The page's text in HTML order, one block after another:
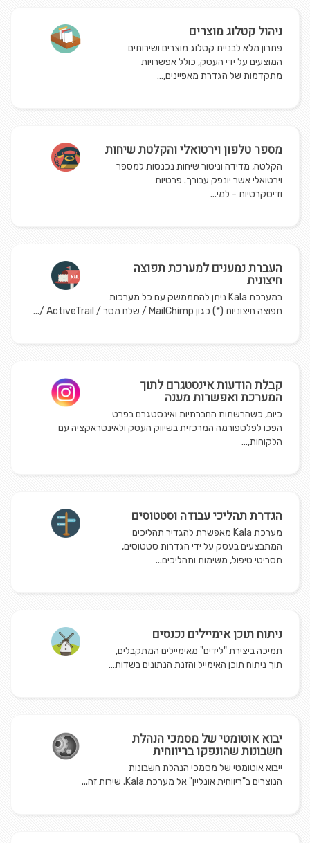
ניהול קטלוג מוצרים
פתרון מלא לבניית קטלוג מוצרים ושירותים
המוצעים על ידי העסק, כולל אפשרויות
מתקדמות של הגדרת מאפיינים,...
​מספר טלפון וירטואלי והקלטת שיחות
הקלטה, מדידה וניטור שיחות נכנסות למספר
וירטואלי אשר יונפק עבורך. פרטיות
ודיסקרטיות - למי...
העברת נמענים למערכת תפוצה
חיצונית
במערכת Kala ניתן להתממשק עם כל מערכות
תפוצה חיצוניות (*) כגון MailChimp / שלח מסר / ActiveTrail /...
קבלת הודעות אינסטגרם לתוך
המערכת ואפשרות מענה
כיום, כשהרשתות החברתיות ואינסטגרם בפרט
הפכו לפלטפורמה המרכזית בשיווק העסק ולאינטראקציה עם
הלקוחות,...
הגדרת תהליכי עבודה וסטטוסים
מערכת Kala מאפשרת להגדיר תהליכים
המתבצעים בעסק על ידי הגדרות סטטוסים,
תסריטי טיפול, משימות ותהליכים...
ניתוח תוכן אימיילים נכנסים
תמיכה ביצירת "לידים" מאימיילים המתקבלים,
תוך ניתוח תוכן האימייל והזנת הנתונים בשדות...
יבוא אוטומטי של מסמכי הנהלת
חשבונות שהונפקו בריווחית
ייבוא אוטומטי של מסמכי הנהלת חשבונות
הנוצרים ב"ריווחית אונליין" אל מערכת Kala. שירות זה...